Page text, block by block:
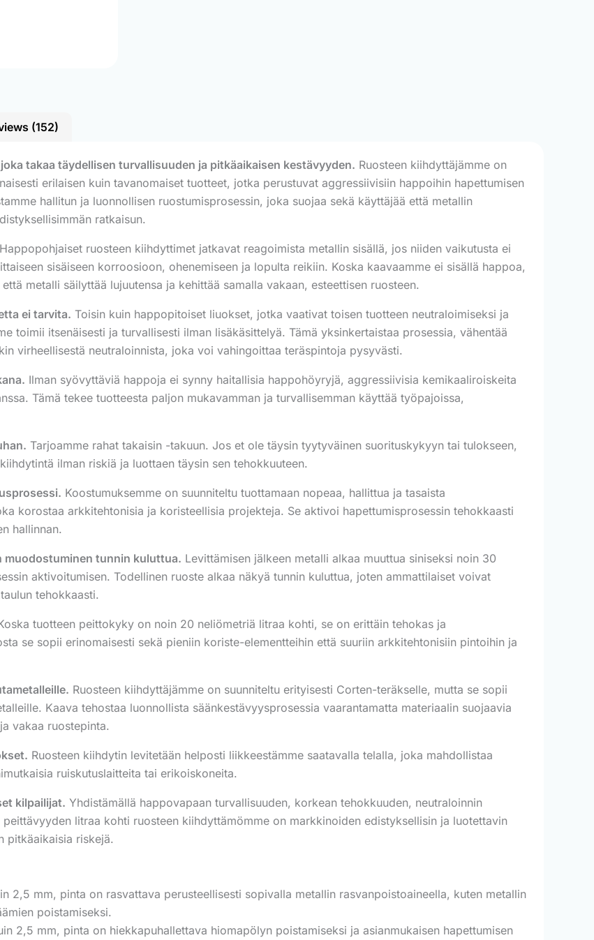
(152)
takaa täydellisen turvallisuuden ja pitkäaikaisen kestävyyden. Ruosteen kiihdyttäjämme on
erilaisen kuin tavanomaiset tuotteet, jotka perustuvat aggressiivisiin happoihin hapettumisen
hallitun ja luonnollisen ruostumisprosessin, joka suojaa sekä käyttäjää että metallin
ratkaisun.
Happopohjaiset ruosteen kiihdyttimet jatkavat reagoimista metallin sisällä, jos niiden vaikutusta ei
sisäiseen korroosioon, ohenemiseen ja lopulta reikiin. Koska kaavaamme ei sisällä happoa,
metalli säilyttää lujuutensa ja kehittää samalla vakaan, esteettisen ruosteen.
ei tarvita. Toisin kuin happopitoiset liuokset, jotka vaativat toisen tuotteen neutraloimiseksi ja
toimii itsenäisesti ja turvallisesti ilman lisäkäsittelyä. Tämä yksinkertaistaa prosessia, vähentää
virheellisestä neutraloinnista, joka voi vahingoittaa teräspintoja pysyvästi.
Ilman syövyttäviä happoja ei synny haitallisia happohöyryjä, aggressiivisia kemikaaliroiskeita
Tämä tekee tuotteesta paljon mukavamman ja turvallisemman käyttää työpajoissa,
Tarjoamme rahat takaisin -takuun. Jos et ole täysin tyytyväinen suorituskykyyn tai tulokseen,
ilman riskiä ja luottaen täysin sen tehokkuuteen.
Koostumuksemme on suunniteltu tuottamaan nopeaa, hallittua ja tasaista
korostaa arkkitehtonisia ja koristeellisia projekteja. Se aktivoi hapettumisprosessin tehokkaasti
hallinnan.
muodostuminen tunnin kuluttua. Levittämisen jälkeen metalli alkaa muuttua siniseksi noin 30
aktivoitumisen. Todellinen ruoste alkaa näkyä tunnin kuluttua, joten ammattilaiset voivat
tehokkaasti.
tuotteen peittokyky on noin 20 neliömetriä litraa kohti, se on erittäin tehokas ja
se sopii erinomaisesti sekä pieniin koriste-elementteihin että suuriin arkkitehtonisiin pintoihin ja
Ruosteen kiihdyttäjämme on suunniteltu erityisesti Corten-teräkselle, mutta se sopii
Kaava tehostaa luonnollista säänkestävyysprosessia vaarantamatta materiaalin suojaavia
vakaa ruostepinta.
Ruosteen kiihdytin levitetään helposti liikkeestämme saatavalla telalla, joka mahdollistaa
ruiskutuslaitteita tai erikoiskoneita.
kilpailijat. Yhdistämällä happovapaan turvallisuuden, korkean tehokkuuden, neutraloinnin
litraa kohti ruosteen kiihdyttämömme on markkinoiden edistyksellisin ja luotettavin
pitkäaikaisia riskejä.
2,5 mm, pinta on rasvattava perusteellisesti sopivalla metallin rasvanpoistoaineella, kuten metallin
poistamiseksi.
2,5 mm, pinta on hiekkapuhallettava hiomapölyn poistamiseksi ja asianmukaisen hapettumisen